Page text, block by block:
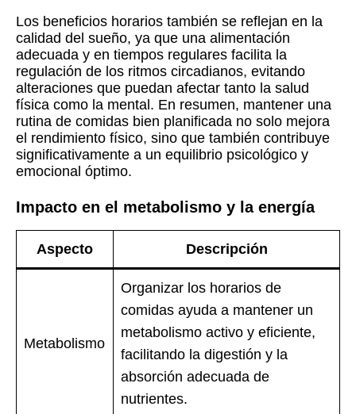
Los beneficios horarios también se reflejan en la
calidad del sueño, ya que una alimentación
adecuada y en tiempos regulares facilita la
regulación de los ritmos circadianos, evitando
alteraciones que puedan afectar tanto la salud
física como la mental. En resumen, mantener una
rutina de comidas bien planificada no solo mejora
el rendimiento físico, sino que también contribuye
significativamente a un equilibrio psicológico y
emocional óptimo.
Impacto en el metabolismo y la energía
Aspecto Descripción
Metabolismo
Organizar los horarios de
comidas ayuda a mantener un
metabolismo activo y eficiente,
facilitando la digestión y la
absorción adecuada de
nutrientes.